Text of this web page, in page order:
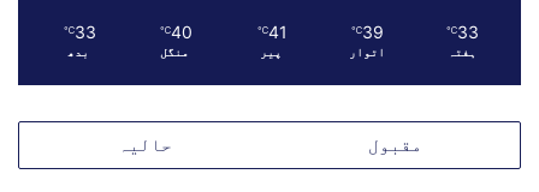
33
℃
ہفتہ
39
℃
اتوار
41
℃
پیر
40
℃
منگل
33
℃
بدھ
مقبول حالیہ